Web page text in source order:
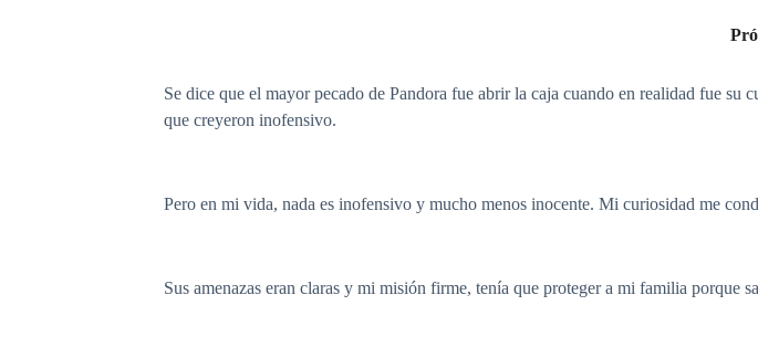
Se dice que el mayor pecado de Pandora fue abrir la caja cuando en realidad fue
que creyeron inofensivo.
Pero en mi vida, nada es inofensivo y mucho menos inocente. Mi curiosidad me
Sus amenazas eran claras y mi misión firme, tenía que proteger a mi familia porque